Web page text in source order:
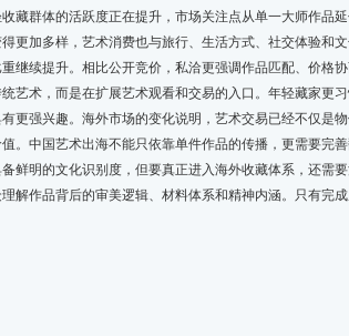
藏群体的活跃度正在提升，市场关注点从单一大师作品
更加多样，艺术消费也与旅行、生活方式、社交体验和文
续提升。相比公开竞价，私洽更强调作品匹配、价格
艺术，而是在扩展艺术观看和交易的入口。年轻藏家更
更强兴趣。海外市场的变化说明，艺术交易已经不仅是
中国艺术出海不能只依靠单件作品的传播，更需要完
鲜明的文化识别度，但要真正进入海外收藏体系，还需
解作品背后的审美逻辑、材料体系和精神内涵。只有完